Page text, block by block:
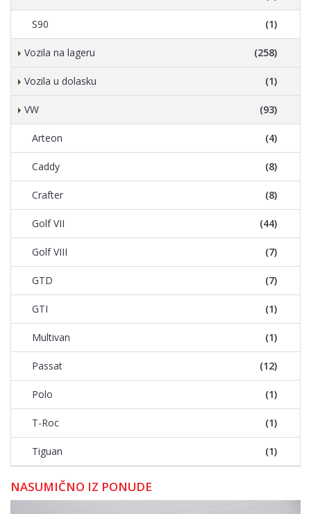
S90 (1)
Vozila na lageru (258)
Vozila u dolasku (1)
VW (93)
Arteon (4)
Caddy (8)
Crafter (8)
Golf VII (44)
Golf VIII (7)
GTD (7)
GTI (1)
Multivan (1)
Passat (12)
Polo (1)
T-Roc (1)
Tiguan (1)
NASUMIČNO IZ PONUDE